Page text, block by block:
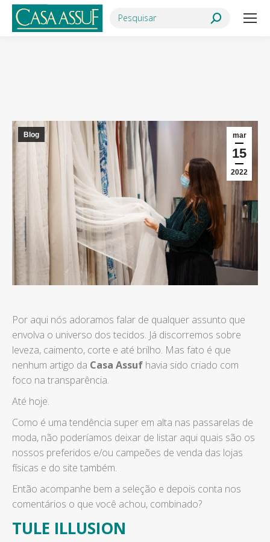
Search:
mar
15
2022
Blog
Por aqui nós adoramos falar de qualquer assunto que
envolva o universo dos tecidos. Já discorremos sobre
leveza, caimento, corte e até brilho. Mas fato é que
nenhum artigo da Casa Assuf havia sido criado com
foco na transparência.
Até hoje.
Como é uma tendência super em alta nas passarelas de
moda, não poderíamos deixar de listar aqui quais são os
nossos preferidos e/ou campeões de venda das lojas
físicas e do site também.
Então acompanhe bem a seleção e depois conta nos
comentários o que você achou, combinado?
TULE ILLUSION